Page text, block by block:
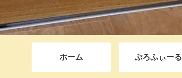
ホーム ぷろふぃーる